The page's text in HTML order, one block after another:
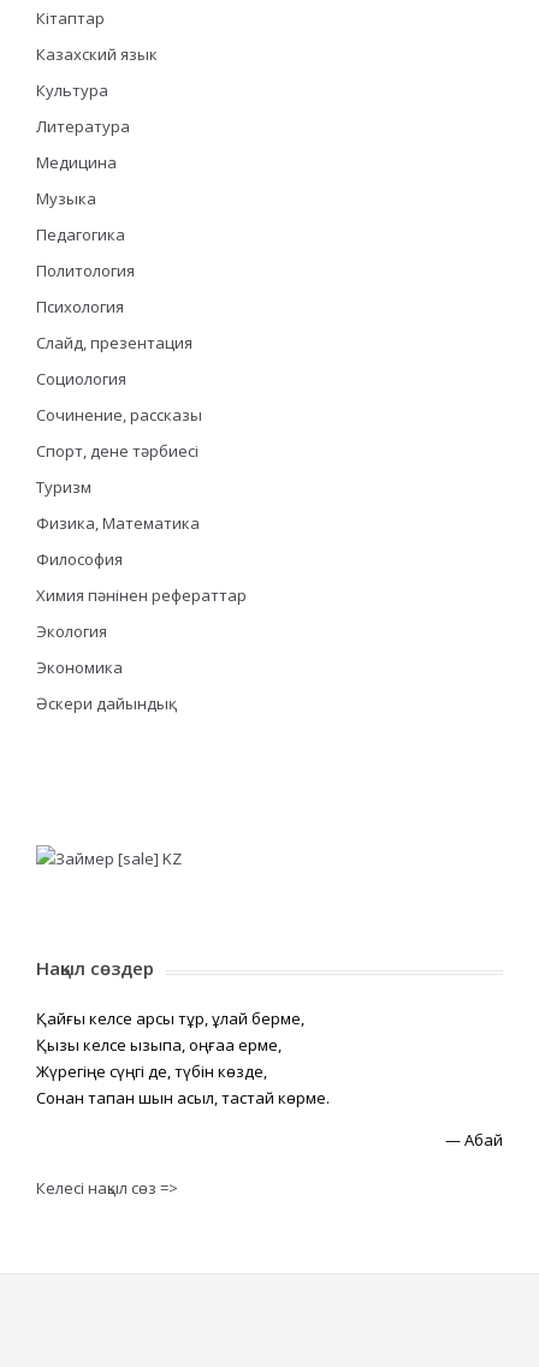
Кітаптар
Казахский язык
Культура
Литература
Медицина
Музыка
Педагогика
Политология
Психология
Слайд, презентация
Социология
Сочинение, рассказы
Спорт, дене тәрбиесі
Туризм
Физика, Математика
Философия
Химия пәнінен рефераттар
Экология
Экономика
Әскери дайындық
Нақыл сөздер
Қайғы келсе қарсы тұр, құлай берме,
Қызық келсе қызықпа, оңғаққа ерме,
Жүрегіңе сүңгі де, түбін көзде,
Сонан тапқан шын асыл, тастай көрме.
—Абай
Келесі нақыл сөз =>